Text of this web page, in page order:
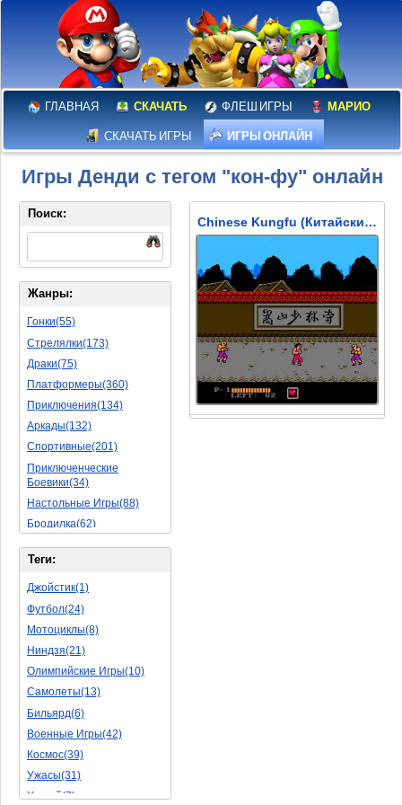
ГЛАВНАЯ СКАЧАТЬ ФЛЕШ ИГРЫ МАРИО
СКАЧАТЬ ИГРЫ ИГРЫ ОНЛАЙН
Игры Денди с тегом "кон-фу" онлайн
Chinese Kungfu (Китайский Конг-фу)
Поиск:
Жанры:
Гонки(55)
Стрелялки(173)
Драки(75)
Платформеры(360)
Приключения(134)
Аркады(132)
Спортивные(201)
Приключенческие
Боевики(34)
Настольные Игры(88)
Бродилка(62)
Стратегии(77)
Боевые RPG(50)
Симуляторы(31)
Леталки(24)
Симуляторы Жизни(76)
Уникальный(29)
Логические Игры(35)
Азартные(45)
Ролевые Игры(176)
Боевик(10)
Головоломка(11)
Rpg(14)
Пошаговые Игры(22)
Теги:
Джойстик(1)
Футбол(24)
Мотоциклы(8)
Ниндзя(21)
Олимпийские Игры(10)
Самолеты(13)
Бильярд(6)
Военные Игры(42)
Космос(39)
Ужасы(31)
Хоккей(7)